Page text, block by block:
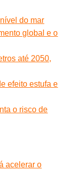
do mar
global e o
até 2050,
efeito estufa e
o risco de
acelerar o